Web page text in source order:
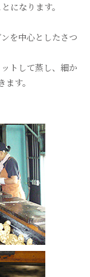
になります。
を中心としたさつ
トして蒸し、 細か
す。